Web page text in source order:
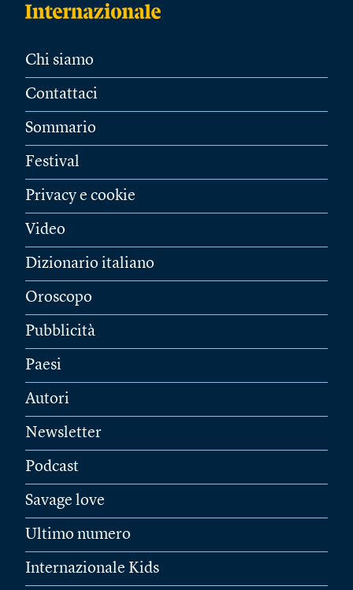
Chi siamo
Contattaci
Sommario
Festival
Privacy e cookie
Video
Dizionario italiano
Oroscopo
Pubblicità
Paesi
Autori
Newsletter
Podcast
Savage love
Ultimo numero
Internazionale Kids